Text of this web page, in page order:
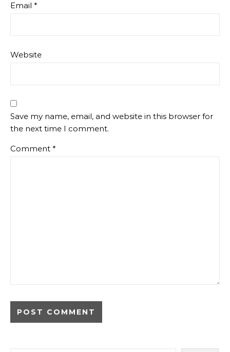
Email *
Website
Save my name, email, and website in this browser for
the next time I comment.
Comment *